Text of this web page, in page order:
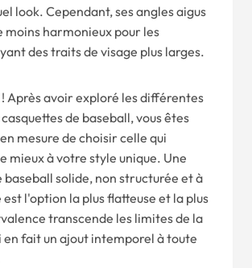
look. Cependant, ses angles aigus
moins harmonieux pour les
des traits de visage plus larges.
Après avoir exploré les différentes
de baseball, vous êtes
mesure de choisir celle qui
mieux à votre style unique. Une
baseball solide, non structurée et à
l'option la plus flatteuse et la plus
transcende les limites de la
en fait un ajout intemporel à toute